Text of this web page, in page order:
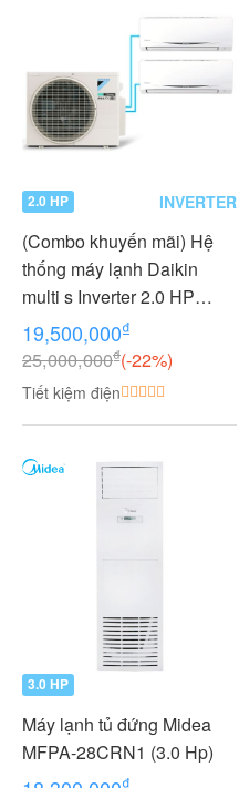
2.0 HP INVERTER
(Combo khuyến mãi) Hệ
thống máy lạnh Daikin
multi s Inverter 2.0 HP
(2HP Ngựa) - 1 dàn nóng 2
dàn lạnh (1.0 + 1.0 HP (1
Ngựa) MKC50RVMV-
CTKC25RVMV+CTKC25R
19,500,000₫
25,000,000₫(-22%)
Tiết kiệm điện
3.0 HP
Máy lạnh tủ đứng Midea
MFPA-28CRN1 (3.0 Hp)
₫